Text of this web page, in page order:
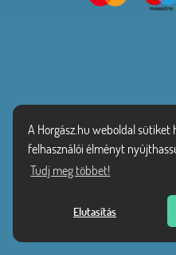
A Horgász.hu weboldal sütiket
felhasználói élményt
Tudj meg többet!
Elutasítás